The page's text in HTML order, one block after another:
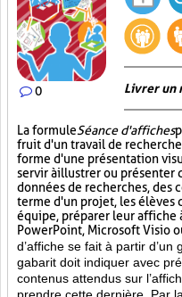
0 Livrer un
La formuleSéance d'affiches
fruit d'un travail de
forme d'une présentation
servir à illustrer ou présenter
données de recherches, des
terme d'un projet, les
équipe, préparer leur affiche
PowerPoint, Microsoft Visio
d’affiche se fait à partir d’un
gabarit doit indiquer avec
contenus attendus sur